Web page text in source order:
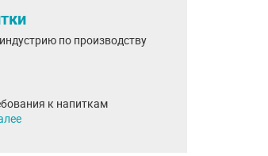
по производству
к напиткам